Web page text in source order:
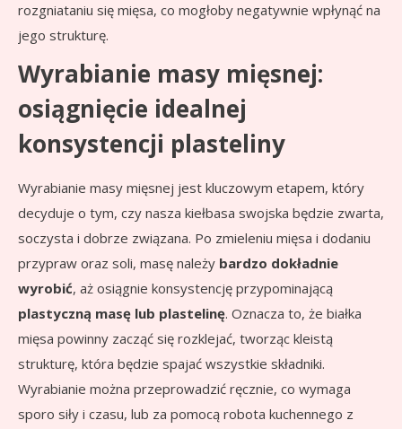
rozgniataniu się mięsa, co mogłoby negatywnie wpłynąć na
jego strukturę.
Wyrabianie masy mięsnej:
osiągnięcie idealnej
konsystencji plasteliny
Wyrabianie masy mięsnej jest kluczowym etapem, który
decyduje o tym, czy nasza kiełbasa swojska będzie zwarta,
soczysta i dobrze związana. Po zmieleniu mięsa i dodaniu
przypraw oraz soli, masę należy bardzo dokładnie
wyrobić, aż osiągnie konsystencję przypominającą
plastyczną masę lub plastelinę. Oznacza to, że białka
mięsa powinny zacząć się rozklejać, tworząc kleistą
strukturę, która będzie spajać wszystkie składniki.
Wyrabianie można przeprowadzić ręcznie, co wymaga
sporo siły i czasu, lub za pomocą robota kuchennego z